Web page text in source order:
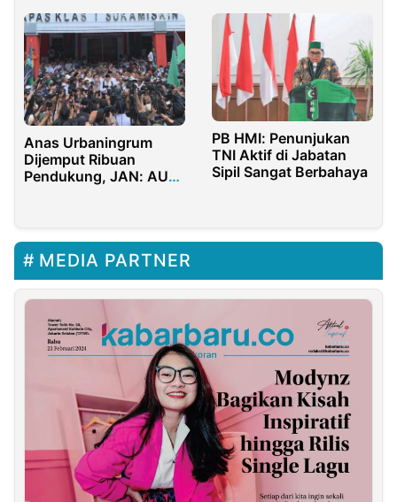
Indonesia
Anas Urbaningrum
Dijemput Ribuan
Pendukung, JAN: AU
PB HMI: Penunjukan
TNI Aktif di Jabatan
Sipil Sangat Berbahaya
MEDIA PARTNER